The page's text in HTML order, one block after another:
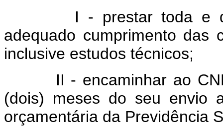
I - prestar toda e
adequado cumprimento das
inclusive estudos técnicos;
II - encaminhar ao
(dois) meses do seu envio
orçamentária da Previdência